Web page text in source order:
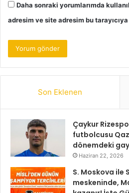
Daha sonraki yorumlarımda
adresim ve site adresim bu
Son Eklenen
Çaykur
futbolcusu
dönemdeki
Haziran 22, 2026
S. Moskova ile
meskeninde,